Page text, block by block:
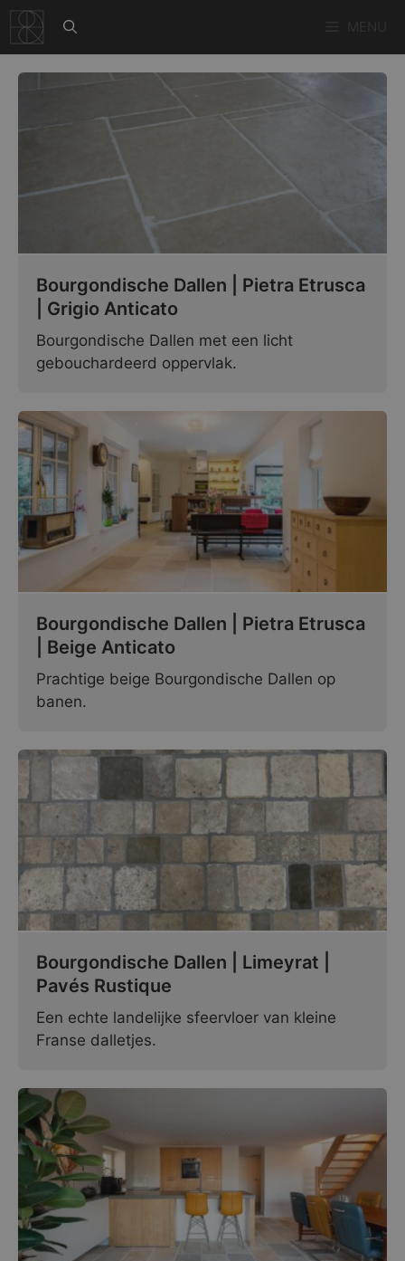
naar
de
inhoud
Bourgondische Dallen | Pietra Etrusca
| Grigio Anticato
Bourgondische Dallen met een licht
gebouchardeerd oppervlak.
Bourgondische Dallen | Pietra Etrusca
| Beige Anticato
Prachtige beige Bourgondische Dallen op
banen.
Bourgondische Dallen | Limeyrat |
Pavés Rustique
Een echte landelijke sfeervloer van kleine
Franse dalletjes.